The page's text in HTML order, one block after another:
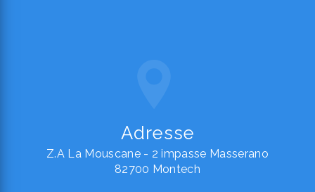
Adresse
Z.A La Mouscane - 2 impasse Masserano
82700 Montech